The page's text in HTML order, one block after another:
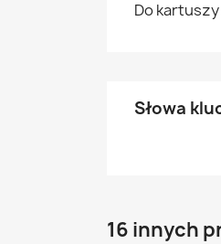
Do
Słowa
16 innych